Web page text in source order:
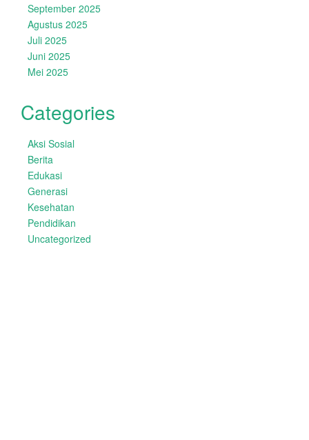
September 2025
Agustus 2025
Juli 2025
Juni 2025
Mei 2025
Categories
Aksi Sosial
Berita
Edukasi
Generasi
Kesehatan
Pendidikan
Uncategorized